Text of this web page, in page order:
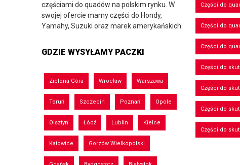
częściami do quadów na polskim rynku. W
swojej ofercie mamy części do Hondy,
Yamahy, Suzuki oraz marek amerykańskich
GDZIE WYSYŁAMY PACZKI
Zielona Góra Wrocław Warszawa
Toruń Szczecin Poznań Opole
Olsztyn Łódź Lublin Kielce
Katowice Gorzów Wielkopolski
Części do
Części do
Części do
Części do
Części do
Części do
Części do